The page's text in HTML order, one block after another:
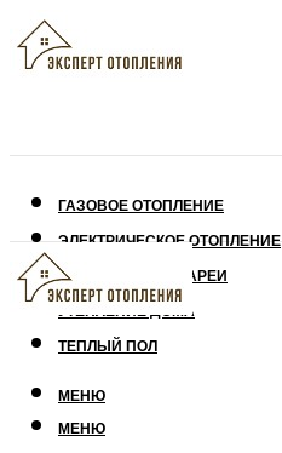
ГАЗОВОЕ ОТОПЛЕНИЕ
ЭЛЕКТРИЧЕСКОЕ ОТОПЛЕНИЕ
СОЛНЕЧНЫЕ БАТАРЕИ
УТЕПЛЕНИЕ ДОМА
ТЕПЛЫЙ ПОЛ
МЕНЮ
МЕНЮ